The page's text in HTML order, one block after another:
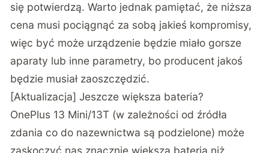
się potwierdzą. Warto jednak pamiętać, że niższa
cena musi pociągnąć za sobą jakieś kompromisy,
więc być może urządzenie będzie miało gorsze
aparaty lub inne parametry, bo producent jakoś
będzie musiał zaoszczędzić.
[Aktualizacja] Jeszcze większa bateria?
OnePlus 13 Mini/13T (w zależności od źródła
zdania co do nazewnictwa są podzielone) może